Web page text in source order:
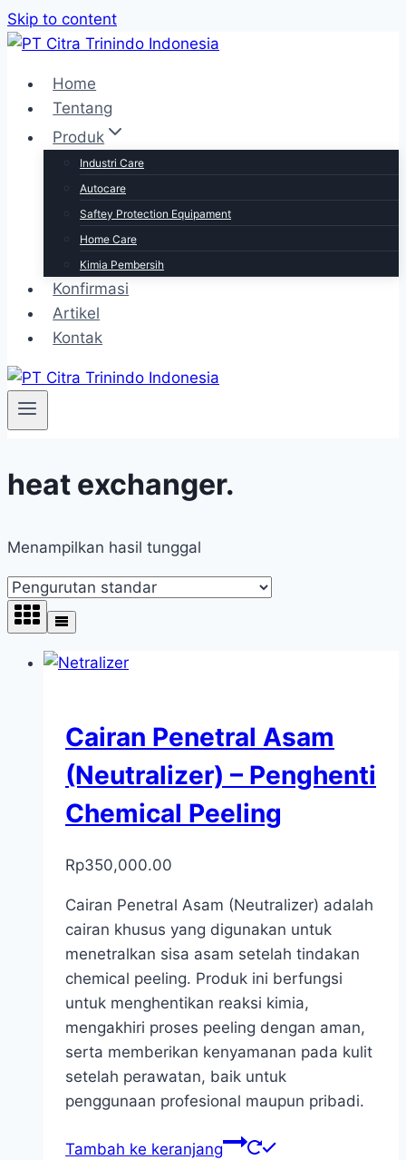
Skip to content
Home
Tentang
Produk
Industri Care
Autocare
Saftey Protection Equipament
Home Care
Kimia Pembersih
Konfirmasi
Artikel
Kontak
heat exchanger.
Menampilkan hasil tunggal
Cairan Penetral Asam
(Neutralizer) – Penghenti
Chemical Peeling
Rp350,000.00
Cairan Penetral Asam (Neutralizer) adalah
cairan khusus yang digunakan untuk
menetralkan sisa asam setelah tindakan
chemical peeling. Produk ini berfungsi
untuk menghentikan reaksi kimia,
mengakhiri proses peeling dengan aman,
serta memberikan kenyamanan pada kulit
setelah perawatan, baik untuk
penggunaan profesional maupun pribadi.
Tambah ke keranjang